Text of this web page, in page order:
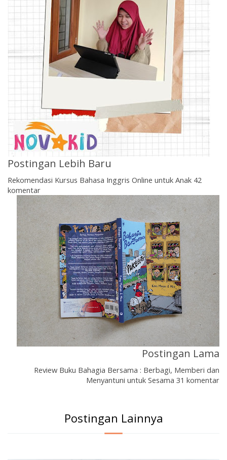
Postingan Lebih Baru
Rekomendasi Kursus Bahasa Inggris Online untuk Anak 42
komentar
Postingan Lama
Review Buku Bahagia Bersama : Berbagi, Memberi dan
Menyantuni untuk Sesama 31 komentar
Postingan Lainnya